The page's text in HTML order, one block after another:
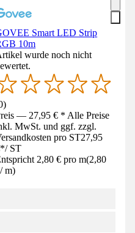
Smart LED Strip
10m
wurde noch nicht
)
— 27,95 € * Alle Preise
MwSt. und ggf. zzgl.
pro ST27,95
*/ ST
2,80 € pro m(2,80
/ m)